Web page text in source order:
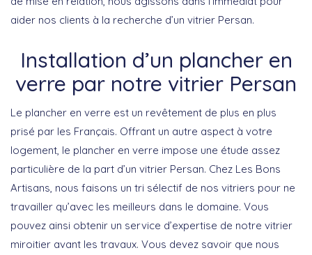
aider nos clients à la recherche d’un vitrier Persan.
Installation d’un plancher en
verre par notre vitrier Persan
Le plancher en verre est un revêtement de plus en plus
prisé par les Français. Offrant un autre aspect à votre
logement, le plancher en verre impose une étude assez
particulière de la part d’un vitrier Persan. Chez Les Bons
Artisans, nous faisons un tri sélectif de nos vitriers pour ne
travailler qu’avec les meilleurs dans le domaine. Vous
pouvez ainsi obtenir un service d’expertise de notre vitrier
miroitier avant les travaux. Vous devez savoir que nous